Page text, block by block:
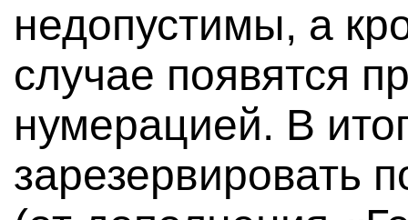
недопустимы, а
случае появятся
нумерацией. В
зарезервировать